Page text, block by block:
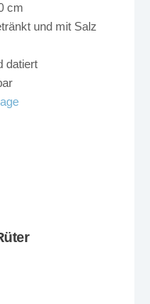
cm
und mit Salz
datiert